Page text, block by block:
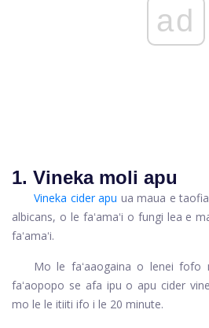
ad
1. Vineka moli apu
Vineka cider apu ua maua e
albicans, o le faʻamaʻi o fungi lea e
faʻamaʻi.
Mo le faʻaaogaina o lenei fofo
faʻaopopo se afa ipu o apu cider
mo le le itiiti ifo i le 20 minute.